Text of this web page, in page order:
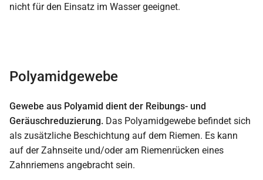
nicht für den Einsatz im Wasser geeignet.
Polyamidgewebe
Gewebe aus Polyamid dient der Reibungs- und
Geräuschreduzierung. Das Polyamidgewebe befindet sich
als zusätzliche Beschichtung auf dem Riemen. Es kann
auf der Zahnseite und/oder am Riemenrücken eines
Zahnriemens angebracht sein.